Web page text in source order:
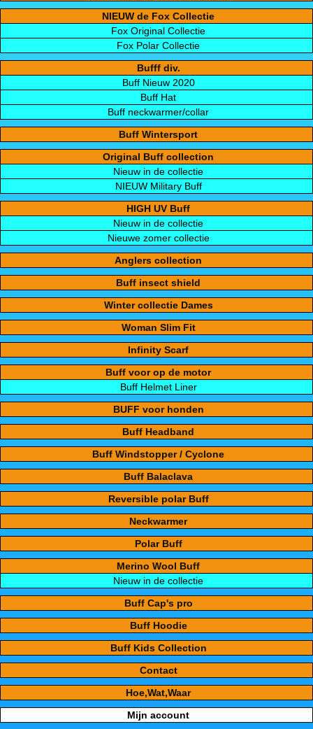
NIEUW de Fox Collectie
Fox Original Collectie
Fox Polar Collectie
Bufff div.
Buff Nieuw 2020
Buff Hat
Buff neckwarmer/collar
Buff Wintersport
Original Buff collection
Nieuw in de collectie
NIEUW Military Buff
HIGH UV Buff
Nieuw in de collectie
Nieuwe zomer collectie
Anglers collection
Buff insect shield
Winter collectie Dames
Woman Slim Fit
Infinity Scarf
Buff voor op de motor
Buff Helmet Liner
BUFF voor honden
Buff Headband
Buff Windstopper / Cyclone
Buff Balaclava
Reversible polar Buff
Neckwarmer
Polar Buff
Merino Wool Buff
Nieuw in de collectie
Buff Cap's pro
Buff Hoodie
Buff Kids Collection
Contact
Hoe,Wat,Waar
Mijn account